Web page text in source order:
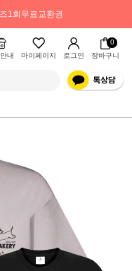
1회무료교환권
내 마이페이지 로그인
0
장바구니